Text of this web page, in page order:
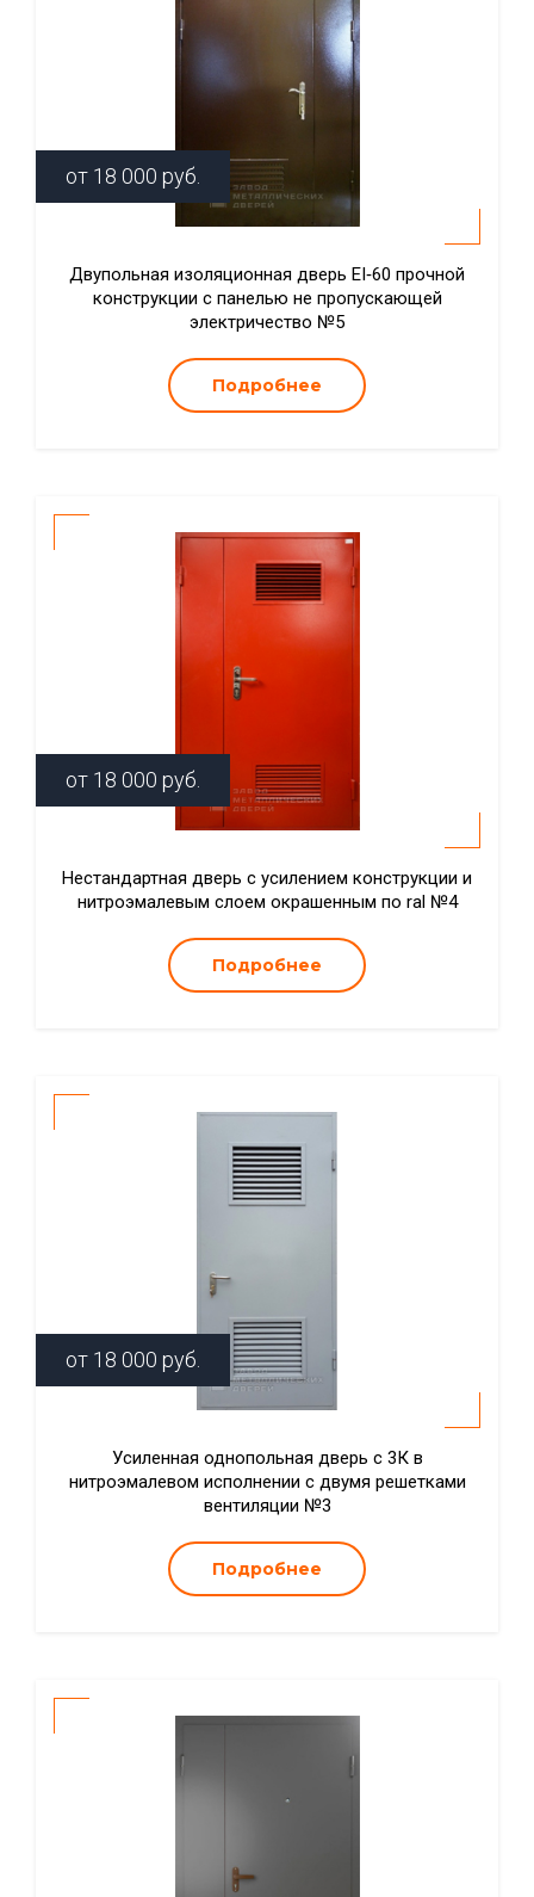
от 18 000 руб.
Двупольная изоляционная дверь EI‑60 прочной
конструкции с панелью не пропускающей
электричество №5
Подробнее
от 18 000 руб.
Нестандартная дверь с усилением конструкции и
нитроэмалевым слоем окрашенным по ral №4
Подробнее
от 18 000 руб.
Усиленная однопольная дверь с 3К в
нитроэмалевом исполнении с двумя решетками
вентиляции №3
Подробнее